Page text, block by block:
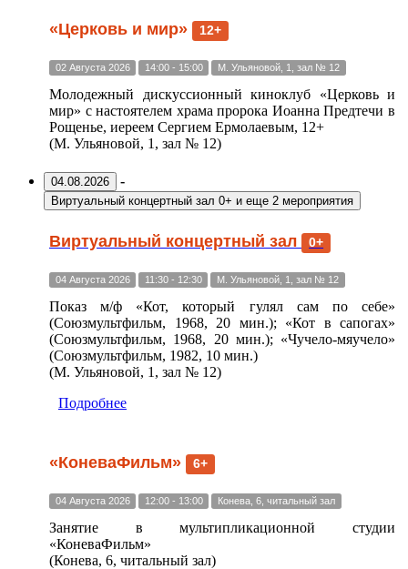
«Церковь и мир» 12+
02 Августа 2026 14:00 - 15:00 М. Ульяновой, 1, зал № 12
Молодежный дискуссионный киноклуб «Церковь и
мир» с настоятелем храма пророка Иоанна Предтечи в
Рощенье, иереем Сергием Ермолаевым, 12+
(М. Ульяновой, 1, зал № 12)
04.08.2026 -
Виртуальный концертный зал 0+ и еще 2 мероприятия
Виртуальный концертный зал 0+
04 Августа 2026 11:30 - 12:30 М. Ульяновой, 1, зал № 12
Показ м/ф «Кот, который гулял сам по себе»
(Союзмультфильм, 1968, 20 мин.); «Кот в сапогах»
(Союзмультфильм, 1968, 20 мин.); «Чучело-мяучело»
(Союзмультфильм, 1982, 10 мин.)
(М. Ульяновой, 1, зал № 12)
Подробнее
«КоневаФильм» 6+
04 Августа 2026 12:00 - 13:00 Конева, 6, читальный зал
Занятие в мультипликационной студии
«КоневаФильм»
(Конева, 6, читальный зал)